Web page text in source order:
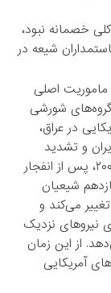
خصمانه نبود،
شیعه در
اصلی
گروه‌های شورشی
در عراق،
و تشدید
درگیری‌ها نداشت. اما در ماه‌های پایانی سال ۲۰۰۶، پس از انفجار
شیعیان
می‌کند و
نیروهای نزدیک
از این زمان
آمریکایی